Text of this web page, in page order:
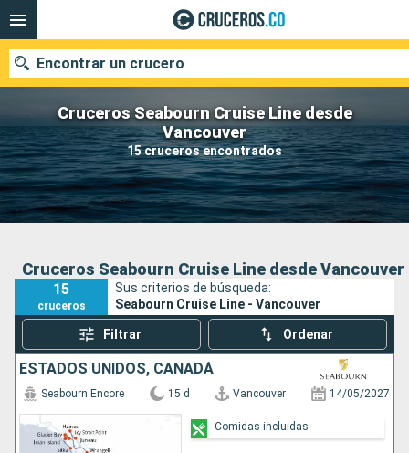
Cruceros Seabourn Cruise Line desde
Vancouver
15 cruceros encontrados
Encontrar un crucero
Fecha de salida
Buscar
Cruceros Seabourn Cruise Line desde Vancouver
15
cruceros
Sus criterios de búsqueda:
Seabourn Cruise Line - Vancouver
Filtrar Ordenar
ESTADOS UNIDOS, CANADÁ
Seabourn Encore 15 d Vancouver 14/05/2027
Comidas incluidas